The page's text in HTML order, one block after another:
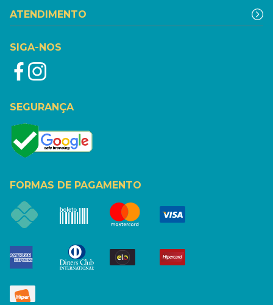
ATENDIMENTO
SIGA-NOS
SEGURANÇA
FORMAS DE PAGAMENTO